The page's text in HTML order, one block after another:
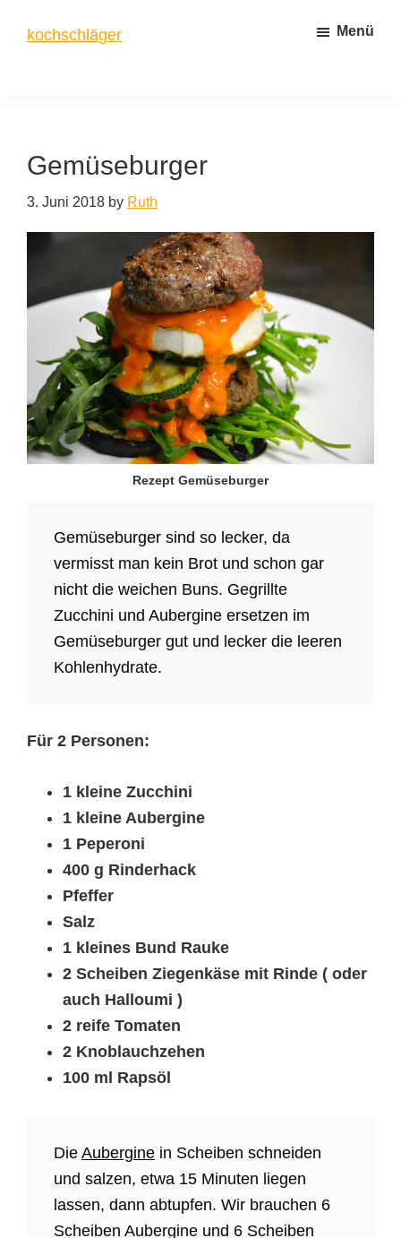
Inhalt
Seitenspalte
kochschläger Menü
Gemüseburger
3. Juni 2018 by Ruth
Rezept Gemüseburger
Gemüseburger sind so lecker, da
vermisst man kein Brot und schon gar
nicht die weichen Buns. Gegrillte
Zucchini und Aubergine ersetzen im
Gemüseburger gut und lecker die leeren
Kohlenhydrate.
Für 2 Personen:
1 kleine Zucchini
1 kleine Aubergine
1 Peperoni
400 g Rinderhack
Pfeffer
Salz
1 kleines Bund Rauke
2 Scheiben Ziegenkäse mit Rinde ( oder
auch Halloumi )
2 reife Tomaten
2 Knoblauchzehen
100 ml Rapsöl
Die Aubergine in Scheiben schneiden
und salzen, etwa 15 Minuten liegen
lassen, dann abtupfen. Wir brauchen 6
Scheiben Aubergine und 6 Scheiben